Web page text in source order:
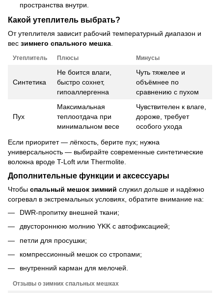
пространства внутри.
Какой утеплитель выбрать?
От утеплителя зависит рабочий температурный диапазон и
вес зимнего спального мешка
Утеплитель Плюсы Минусы
Синтетика
Не боится влаги,
быстро сохнет,
гипоаллергенна
Чуть тяжелее и
объёмнее по
сравнению с пухом
Пух
Максимальная
теплоотдача при
минимальном весе
Чувствителен к влаге,
дороже, требует
особого ухода
Если приоритет — лёгкость, берите пух; нужна
универсальность — выбирайте современные синтетические
волокна вроде T-Loft или Thermolite.
Дополнительные функции и аксессуары
Чтобы спальный мешок зимний служил дольше и надёжно
согревал в экстремальных условиях, обратите внимание на:
DWR-пропитку внешней ткани;
двустороннюю молнию YKK с автофиксацией;
петли для просушки;
компрессионный мешок со стропами;
внутренний карман для мелочей.
Отзывы о зимних спальных мешках